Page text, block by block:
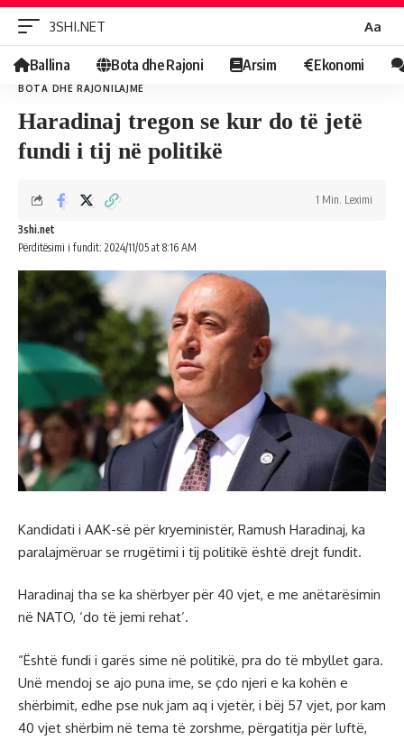
3SHI.NET
Fontin
Aa
Ballina Bota dhe Rajoni Arsim Ekonomi
BOTA DHE RAJONILAJME
Haradinaj tregon se kur do të jetë
fundi i tij në politikë
Përditësimi i fundit: 2024/11/05 at 8:16 AM
3shi.net
1 Min. Leximi
Kandidati i AAK-së për kryeministër, Ramush Haradinaj, ka
paralajmëruar se rrugëtimi i tij politikë është drejt fundit.
Haradinaj tha se ka shërbyer për 40 vjet, e me anëtarësimin
në NATO, ‘do të jemi rehat’.
“Është fundi i garës sime në politikë, pra do të mbyllet gara.
Unë mendoj se ajo puna ime, se çdo njeri e ka kohën e
shërbimit, edhe pse nuk jam aq i vjetër, i bëj 57 vjet, por kam
40 vjet shërbim në tema të zorshme, përgatitja për luftë,